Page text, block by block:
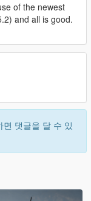
of the newest
and all is good.
면 댓글을 달 수 있